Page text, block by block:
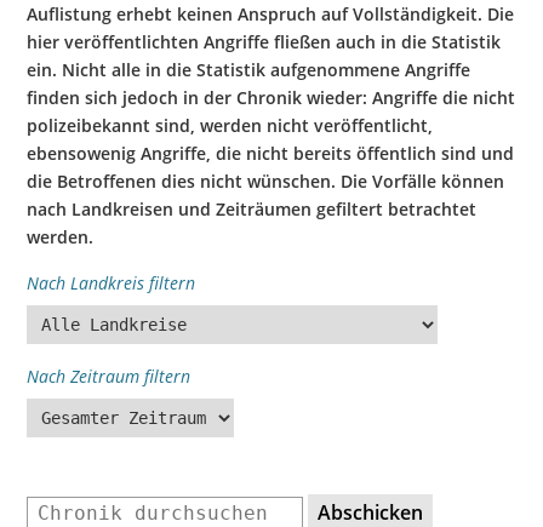
Auflistung erhebt keinen Anspruch auf Vollständigkeit. Die
hier veröffentlichten Angriffe fließen auch in die Statistik
ein. Nicht alle in die Statistik aufgenommene Angriffe
finden sich jedoch in der Chronik wieder: Angriffe die nicht
polizeibekannt sind, werden nicht veröffentlicht,
ebensowenig Angriffe, die nicht bereits öffentlich sind und
die Betroffenen dies nicht wünschen. Die Vorfälle können
nach Landkreisen und Zeiträumen gefiltert betrachtet
werden.
Nach Landkreis filtern
Nach Zeitraum filtern
Abschicken